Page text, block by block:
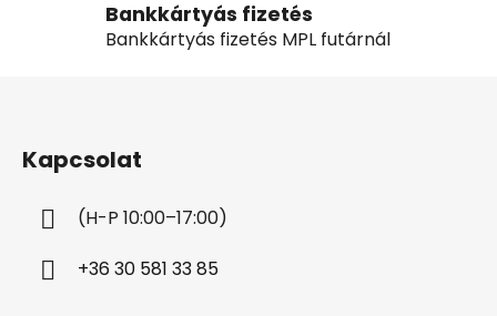
Bankkártyás fizetés
Bankkártyás fizetés MPL futárnál
Kapcsolat
(H-P 10:00–17:00)
+36 30 581 33 85